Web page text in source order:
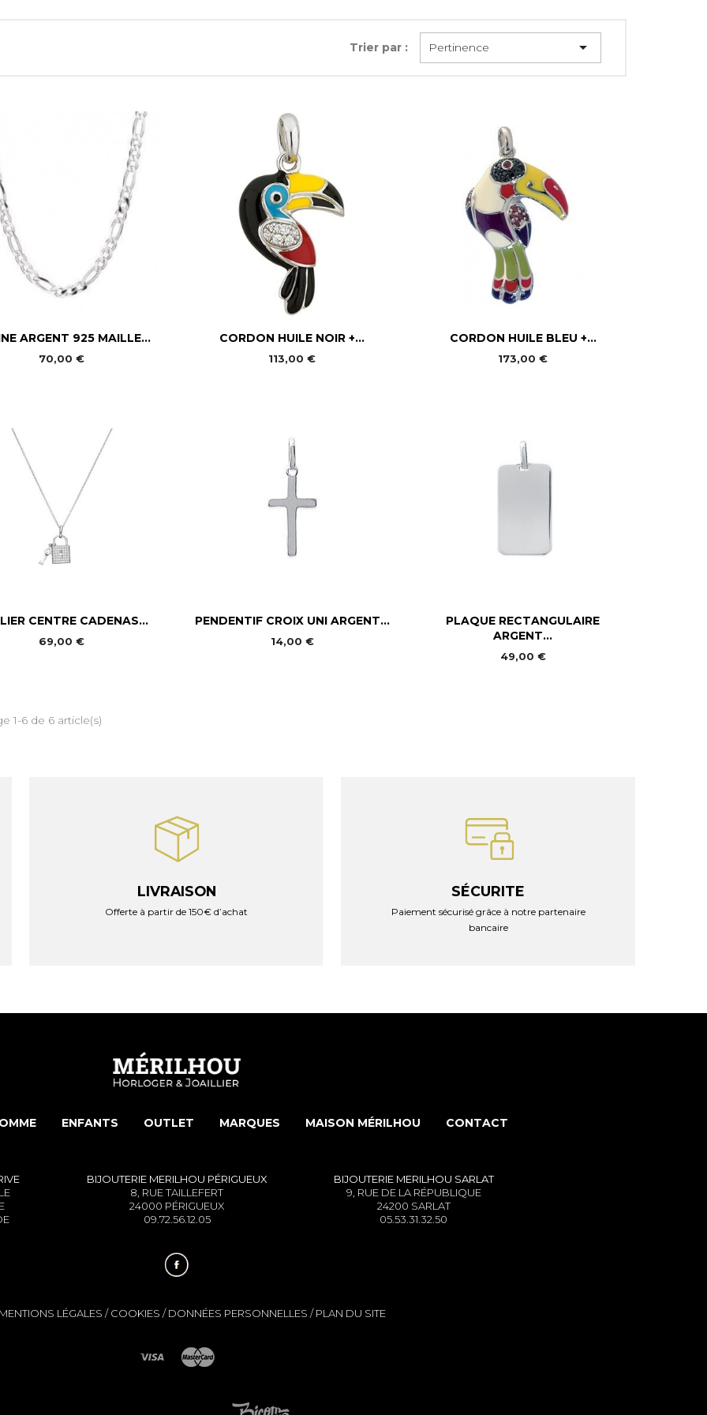
Trier par : Pertinence 
Aperçu rapide
ARGENT 925 MAILLE...
70,00 €
Aperçu rapide
CORDON HUILE NOIR +...
113,00 €
Aperçu rapide
CORDON HUILE BLEU +...
173,00 €
Aperçu rapide
CENTRE CADENAS...
69,00 €
Aperçu rapide
PENDENTIF CROIX UNI ARGENT...
14,00 €
Aperçu rapide
PLAQUE RECTANGULAIRE
ARGENT...
49,00 €
1-6 de 6 article(s)
LIVRAISON
Offerte à partir de 150€ d’achat
SÉCURITE
Paiement sécurisé grâce à notre partenaire
bancaire
ENFANTS OUTLET MARQUES MAISON MÉRILHOU CONTACT
BIJOUTERIE MERILHOU PÉRIGUEUX
8, RUE TAILLEFERT
24000 PÉRIGUEUX
09.72.56.12.05
BIJOUTERIE MERILHOU SARLAT
9, RUE DE LA RÉPUBLIQUE
24200 SARLAT
05.53.31.32.50
LÉGALES /COOKIES /DONNÉES PERSONNELLES /PLAN DU SITE